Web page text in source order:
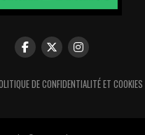
DE CONFIDENTIALITÉ ET COOKIES